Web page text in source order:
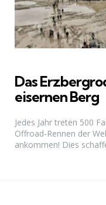
Das
eisernen Berg
Jedes Jahr treten 500
Offroad-Rennen der
ankommen! Dies